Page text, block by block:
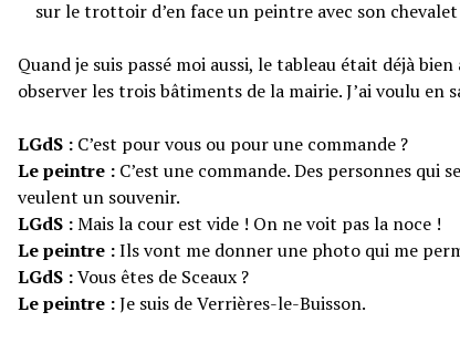
sur le trottoir d’en face un peintre avec son
Quand je suis passé moi aussi, le tableau était déjà
observer les trois bâtiments de la mairie. J’ai voulu en
LGdS :C’est pour vous ou pour une commande ?
Le peintre :C’est une commande. Des personnes qui
veulent un souvenir.
LGdS :Mais la cour est vide ! On ne voit pas la noce !
Le peintre :Ils vont me donner une photo qui me
LGdS :Vous êtes de Sceaux ?
Le peintre :Je suis de Verrières-le-Buisson.